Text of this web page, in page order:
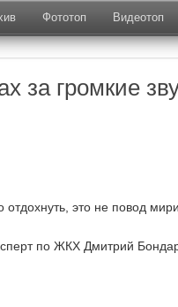
Фототоп Видеотоп
за громкие
это не повод
по ЖКХ Дмитрий